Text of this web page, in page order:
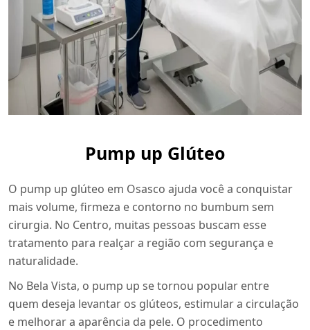
Pump up Glúteo
O pump up glúteo em Osasco ajuda você a conquistar
mais volume, firmeza e contorno no bumbum sem
cirurgia. No Centro, muitas pessoas buscam esse
tratamento para realçar a região com segurança e
naturalidade.
No Bela Vista, o pump up se tornou popular entre
quem deseja levantar os glúteos, estimular a circulação
e melhorar a aparência da pele. O procedimento